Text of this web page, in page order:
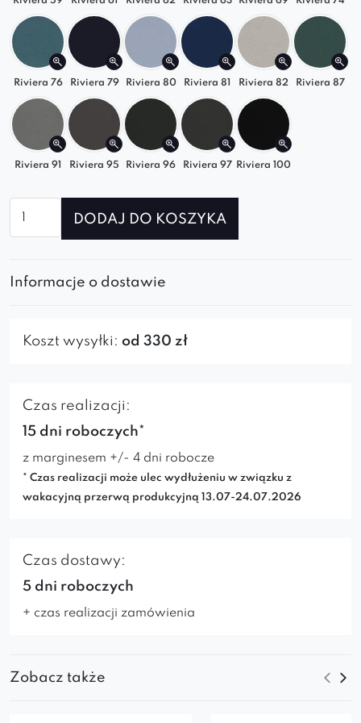
wygodne miejsce wypoczynku w domu,
apartamencie lub biurze.
Pasuje do wnętrz w stylu nowoczesnym,
skandynawskim czy loftowym, łącząc
designerski wygląd z funkcjonalnością
Wybierz sofę GRANDi zaprojektuj przestrzeń, w
której luksusowy komfort spotyka się z
wyjątkowym stylem.
Riviera 76 Riviera 79 Riviera 80 Riviera 81 Riviera 82 Riviera 87
Riviera 91 Riviera 95 Riviera 96 Riviera 97 Riviera 100
Sofa
SL+S+SP
DODAJ DO KOSZYKA
Informacje o dostawie
Koszt wysyłki: od 330 zł
Czas realizacji:
15 dni roboczych*
z marginesem +/- 4 dni robocze
* Czas realizacji może ulec wydłużeniu w związku z
wakacyjną przerwą produkcyjną 13.07-24.07.2026
Czas dostawy:
5 dni roboczych
+ czas realizacji zamówienia
Zobacz także